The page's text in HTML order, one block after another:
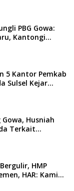
PBG Gowa:
Kantongi
5 Kantor Pemkab
Sulsel Kejar
Husniah
Terkait
HMP
HAR: Kami